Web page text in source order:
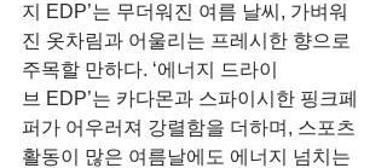
지 EDP’는 무더워진 여름 날씨, 가벼워
진 옷차림과 어울리는 프레시한 향으로
주목할 만하다. ‘에너지 드라이
브 EDP’는 카다몬과 스파이시한 핑크페
퍼가 어우러져 강렬함을 더하며, 스포츠
활동이 많은 여름날에도 에너지 넘치는